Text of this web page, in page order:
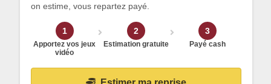
on estime, vous repartez payé.
1
Apportez vos jeux
vidéo
2
Estimation gratuite
3
Payé cash